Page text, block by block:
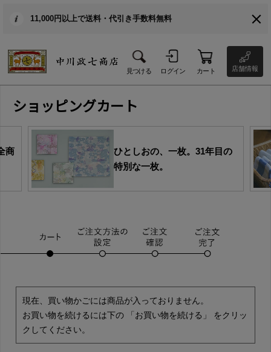
11,000円以上で送料・代引き手数料無料
見つける ログイン カート 店舗情報
ショッピングカート
商
ひとしおの、一枚。31年目の
特別な一枚。
現在、買い物かごには商品が入っておりません。
お買い物を続けるには下の 「お買い物を続ける」 をクリッ
クしてください。